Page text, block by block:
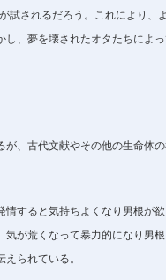
試されるだろう。これにより、
し、夢を壊されたオタたちによ
が、古代文献やその他の生命体
情すると気持ちよくなり男根が
気が荒くなって暴力的になり男
られている。